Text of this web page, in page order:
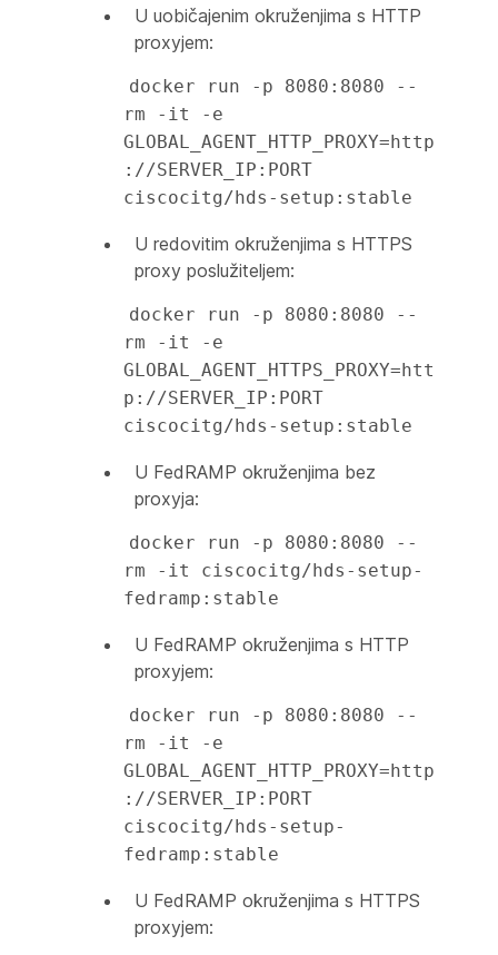
U uobičajenim okruženjima s HTTP
proxyjem:
docker run -p 8080:8080 --
rm -it -e
GLOBAL_AGENT_HTTP_PROXY=http
://SERVER_IP:PORT
ciscocitg/hds-setup:stable
U redovitim okruženjima s HTTPS
proxy poslužiteljem:
docker run -p 8080:8080 --
rm -it -e
GLOBAL_AGENT_HTTPS_PROXY=htt
p://SERVER_IP:PORT
ciscocitg/hds-setup:stable
U FedRAMP okruženjima bez
proxyja:
docker run -p 8080:8080 --
rm -it ciscocitg/hds-setup-
fedramp:stable
U FedRAMP okruženjima s HTTP
proxyjem:
docker run -p 8080:8080 --
rm -it -e
GLOBAL_AGENT_HTTP_PROXY=http
://SERVER_IP:PORT
ciscocitg/hds-setup-
fedramp:stable
U FedRAMP okruženjima s HTTPS
proxyjem: